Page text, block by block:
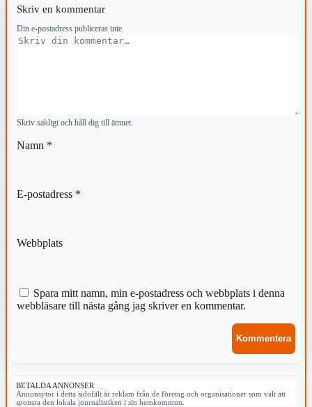
Skriv en kommentar
Din e-postadress publiceras inte.
Kommentar
Skriv sakligt och håll dig till ämnet.
Namn *
E-postadress *
Webbplats
Spara mitt namn, min e-postadress och webbplats i denna
webbläsare till nästa gång jag skriver en kommentar.
BETALDA ANNONSER
Annonsytor i detta sidofält är reklam från de företag och organisationer som valt att
sponsra den lokala journalistiken i sin hemkommun.